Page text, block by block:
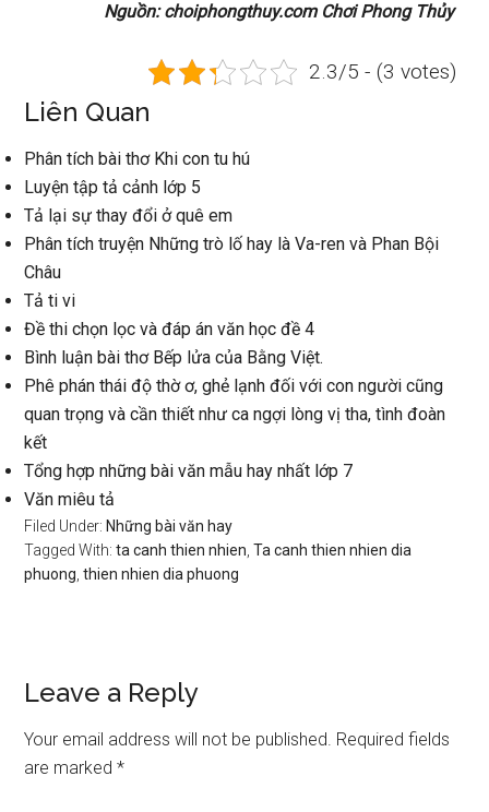
Nguồn: choiphongthuy.com Chơi Phong Thủy
2.3/5 - (3 votes)
Liên Quan
Phân tích bài thơ Khi con tu hú
Luyện tập tả cảnh lớp 5
Tả lại sự thay đổi ở quê em
Phân tích truyện Những trò lố hay là Va-ren và Phan Bội
Châu
Tả ti vi
Đề thi chọn lọc và đáp án văn học đề 4
Bình luận bài thơ Bếp lửa của Bằng Việt.
Phê phán thái độ thờ ơ, ghẻ lạnh đối với con người cũng
quan trọng và cần thiết như ca ngợi lòng vị tha, tình đoàn
kết
Tổng hợp những bài văn mẫu hay nhất lớp 7
Văn miêu tả
Filed Under: Những bài văn hay
Tagged With:ta canh thien nhien ,Ta canh thien nhien dia
phuong ,thien nhien dia phuong
Reader
Interactions
Leave a Reply
Your email address will not be published. Required fields
are marked*